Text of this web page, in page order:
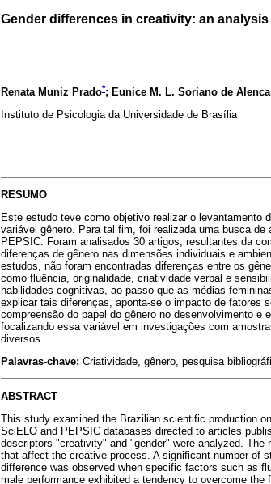
Gender differences in creativity: an
Renata Muniz Prado*; Eunice M. L. Soriano de
Instituto de Psicologia da Universidade de Brasília
RESUMO
Este estudo teve como objetivo realizar o levantamento
variável gênero. Para tal fim, foi realizada uma busca
PEPSIC. Foram analisados 30 artigos, resultantes da
diferenças de gênero nas dimensões individuais e
estudos, não foram encontradas diferenças entre os
como fluência, originalidade, criatividade verbal e
habilidades cognitivas, ao passo que as médias
explicar tais diferenças, aponta-se o impacto de fatores
compreensão do papel do gênero no desenvolvimento
focalizando essa variável em investigações com
diversos.
Palavras-chave: Criatividade, gênero, pesquisa
ABSTRACT
This study examined the Brazilian scientific production
SciELO and PEPSIC databases directed to articles
descriptors "creativity" and "gender" were analyzed.
that affect the creative process. A significant number of
difference was observed when specific factors such as
male performance exhibited a tendency to overcome